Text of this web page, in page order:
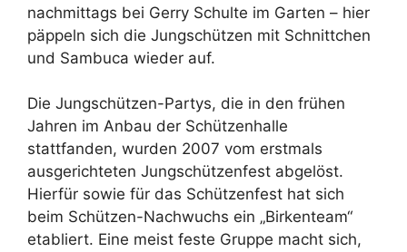
nachmittags bei Gerry Schulte im Garten – hier
päppeln sich die Jungschützen mit Schnittchen
und Sambuca wieder auf.
Die Jungschützen-Partys, die in den frühen
Jahren im Anbau der Schützenhalle
stattfanden, wurden 2007 vom erstmals
ausgerichteten Jungschützenfest abgelöst.
Hierfür sowie für das Schützenfest hat sich
beim Schützen-Nachwuchs ein „Birkenteam“
etabliert. Eine meist feste Gruppe macht sich,